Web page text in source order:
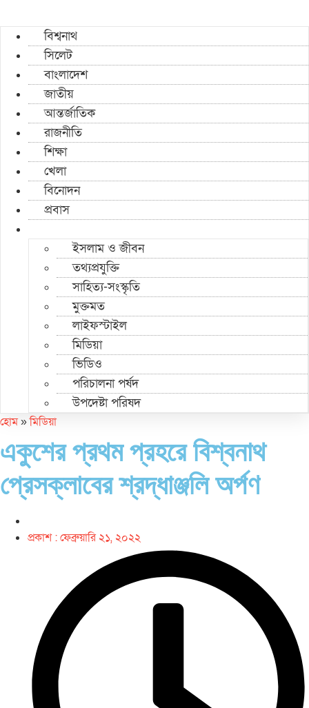
বিশ্বনাথ
সিলেট
বাংলাদেশ
জাতীয়
আন্তর্জাতিক
রাজনীতি
শিক্ষা
খেলা
বিনোদন
প্রবাস
ইসলাম ও জীবন
তথ্যপ্রযুক্তি
সাহিত্য-সংস্কৃতি
মুক্তমত
লাইফস্টাইল
মিডিয়া
ভিডিও
পরিচালনা পর্ষদ
উপদেষ্টা পরিষদ
হোম»মিডিয়া
একুশের প্রথম প্রহরে বিশ্বনাথ
প্রেসক্লাবের শ্রদ্ধাঞ্জলি অর্পণ
প্রকাশ :ফেব্রুয়ারি ২১, ২০২২